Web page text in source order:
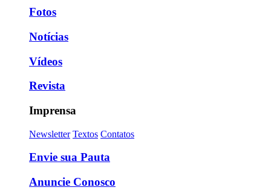
Fotos
Notícias
Vídeos
Revista
Imprensa
Newsletter Textos Contatos
Envie sua Pauta
Anuncie Conosco